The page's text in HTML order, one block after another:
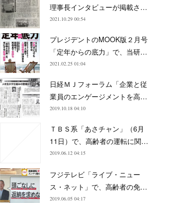
理事長インタビューが掲載さ…
2021.10.29 00:54
プレジデントのMOOK版２月号
「定年からの底力」で、当研…
2021.02.25 01:04
日経ＭＪフォーラム「企業と従
業員のエンゲージメントを高…
2019.10.18 04:10
ＴＢＳ系「あさチャン」（6月
11日）で、高齢者の運転に関…
2019.06.12 04:15
フジテレビ「ライブ・ニュー
ス・ネット」で、高齢者の免…
2019.06.05 04:17